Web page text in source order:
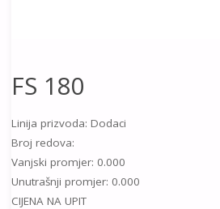
FS 180
Linija prizvoda: Dodaci
Broj redova:
Vanjski promjer: 0.000
Unutrašnji promjer: 0.000
CIJENA NA UPIT